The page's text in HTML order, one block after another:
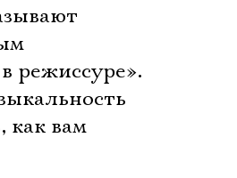
режиссуре».
как вам